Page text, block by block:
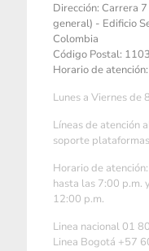
Dirección: Carrera
general) - Edificio
Colombia
Código Postal:
Horario de atención:
Lunes a Viernes de
Líneas de atención
soporte
Horario de
hasta las 7:00 p.m.
12:00 p.m.
Linea nacional 01
Linea Bogotá +57